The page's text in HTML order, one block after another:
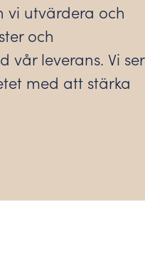
vi utvärdera och
och
vår leverans. Vi ser
med att stärka